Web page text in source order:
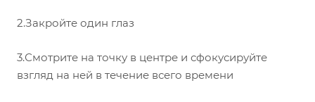
2.Закройте один глаз
3.Смотрите на точку в центре и сфокусируйте
взгляд на ней в течение всего времени